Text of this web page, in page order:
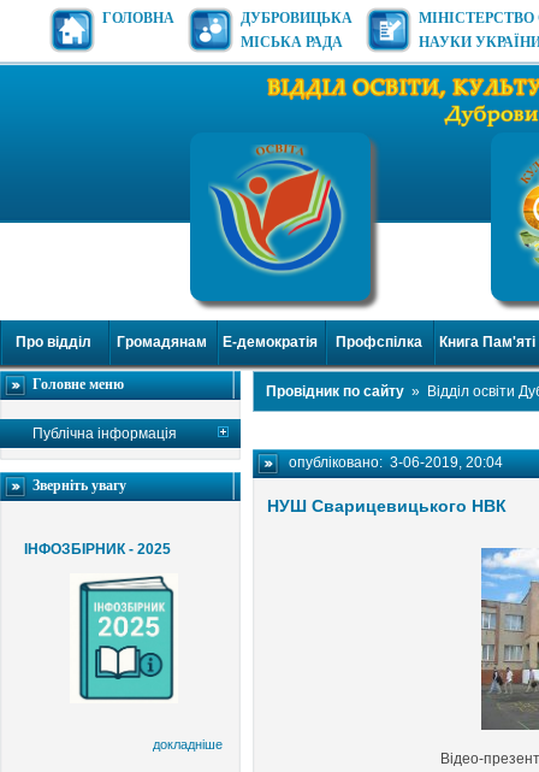
ГОЛОВНА
ДУБРОВИЦЬКА
МІСЬКА РАДА
МІНІСТЕРСТВО
НАУКИ
Про відділ Громадянам Е-демократія Профспілка Книга Пам'яті
Головне меню
Публічна інформація
Зверніть увагу
ІНФОЗБІРНИК - 2025
докладніше
Провідник по сайту » Відділ освіти
опубліковано:3-06-2019, 20:04
НУШ Сварицевицького НВК
Відео-